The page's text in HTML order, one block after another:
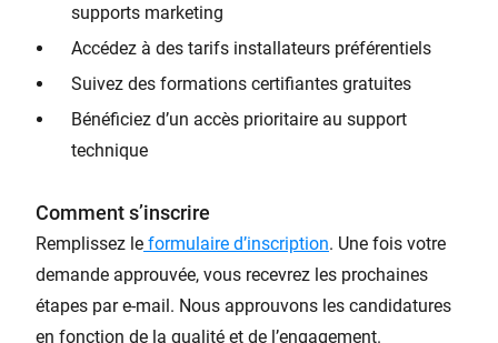
supports marketing
Accédez à des tarifs installateurs préférentiels
Suivez des formations certifiantes gratuites
Bénéficiez d’un accès prioritaire au support
technique
Comment s’inscrire
Remplissez le formulaire d’inscription. Une fois votre
demande approuvée, vous recevrez les prochaines
étapes par e-mail. Nous approuvons les candidatures
en fonction de la qualité et de l’engagement.